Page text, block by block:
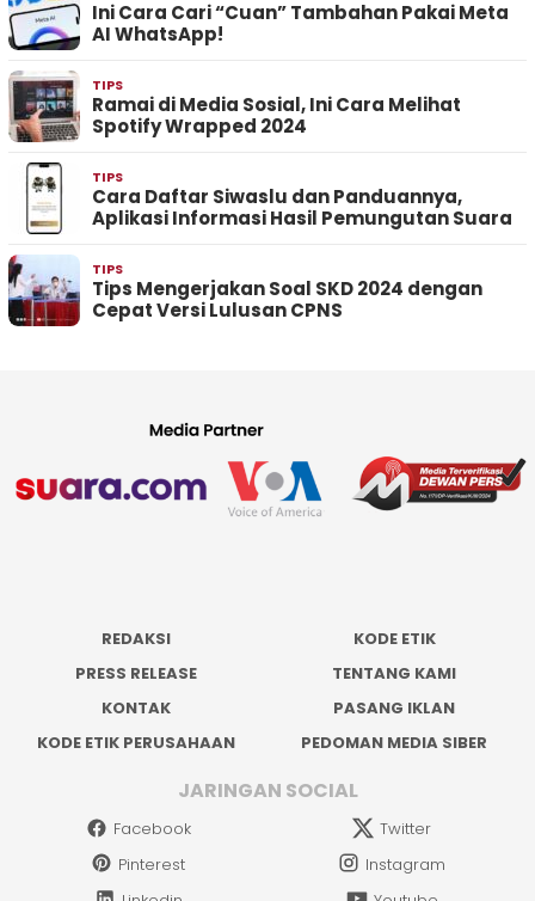
Ini Cara Cari “Cuan” Tambahan Pakai Meta
AI WhatsApp!
TIPS
Ramai di Media Sosial, Ini Cara Melihat
Spotify Wrapped 2024
TIPS
Cara Daftar Siwaslu dan Panduannya,
Aplikasi Informasi Hasil Pemungutan Suara
TIPS
Tips Mengerjakan Soal SKD 2024 dengan
Cepat Versi Lulusan CPNS
REDAKSI
KODE ETIK
PRESS RELEASE
TENTANG KAMI
KONTAK
PASANG IKLAN
KODE ETIK PERUSAHAAN
PEDOMAN MEDIA SIBER
JARINGAN SOCIAL
Facebook
Twitter
Pinterest
Instagram